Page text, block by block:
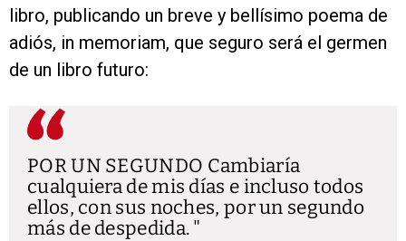
libro, publicando un breve y bellísimo poema de
adiós, in memoriam, que seguro será el germen
de un libro futuro:
POR UN SEGUNDO Cambiaría
cualquiera de mis días e incluso todos
ellos, con sus noches, por un segundo
más de despedida.